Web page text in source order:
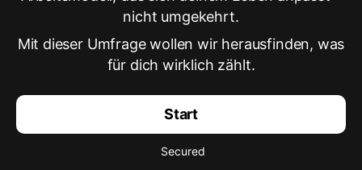
nicht umgekehrt.
Mit dieser Umfrage wollen wir herausfinden, was
für dich wirklich zählt.
Start
Secured